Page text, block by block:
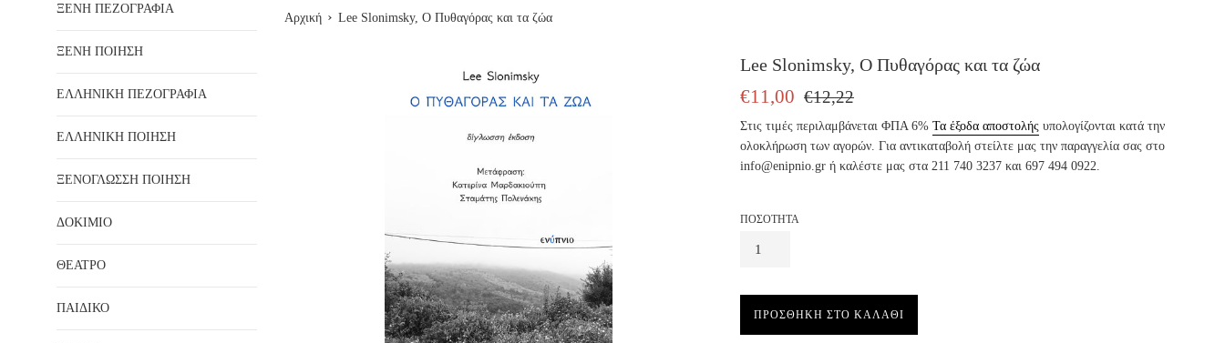
ΞΕΝΗ ΠΕΖΟΓΡΑΦΙΑ
ΞΕΝΗ ΠΟΙΗΣΗ
ΕΛΛΗΝΙΚΗ ΠΕΖΟΓΡΑΦΙΑ
ΕΛΛΗΝΙΚΗ ΠΟΙΗΣΗ
ΞΕΝΟΓΛΩΣΣΗ ΠΟΙΗΣΗ
ΔΟΚΙΜΙΟ
ΘΕΑΤΡΟ
ΠΑΙΔΙΚΟ
Αρχική › Lee Slonimsky, Ο Πυθαγόρας και τα ζώα
Lee Slonimsky, Ο Πυθαγόρας και τα ζώα
ΤΙΜΗ
€11,00
ΤΙΜΗ
€12,22
Στις τιμές περιλαμβάνεται ΦΠΑ 6% Τα έξοδα αποστολής υπολογίζονται κατά την
ολοκλήρωση των αγορών. Για αντικαταβολή στείλτε μας την παραγγελία σας στο
info@enipnio.gr ή καλέστε μας στα 211 740 3237 και 697 494 0922.
ΠΟΣΟΤΗΤΑ
ΠΡΟΣΘΗΚΗ ΣΤΟ ΚΑΛΑΘΙ